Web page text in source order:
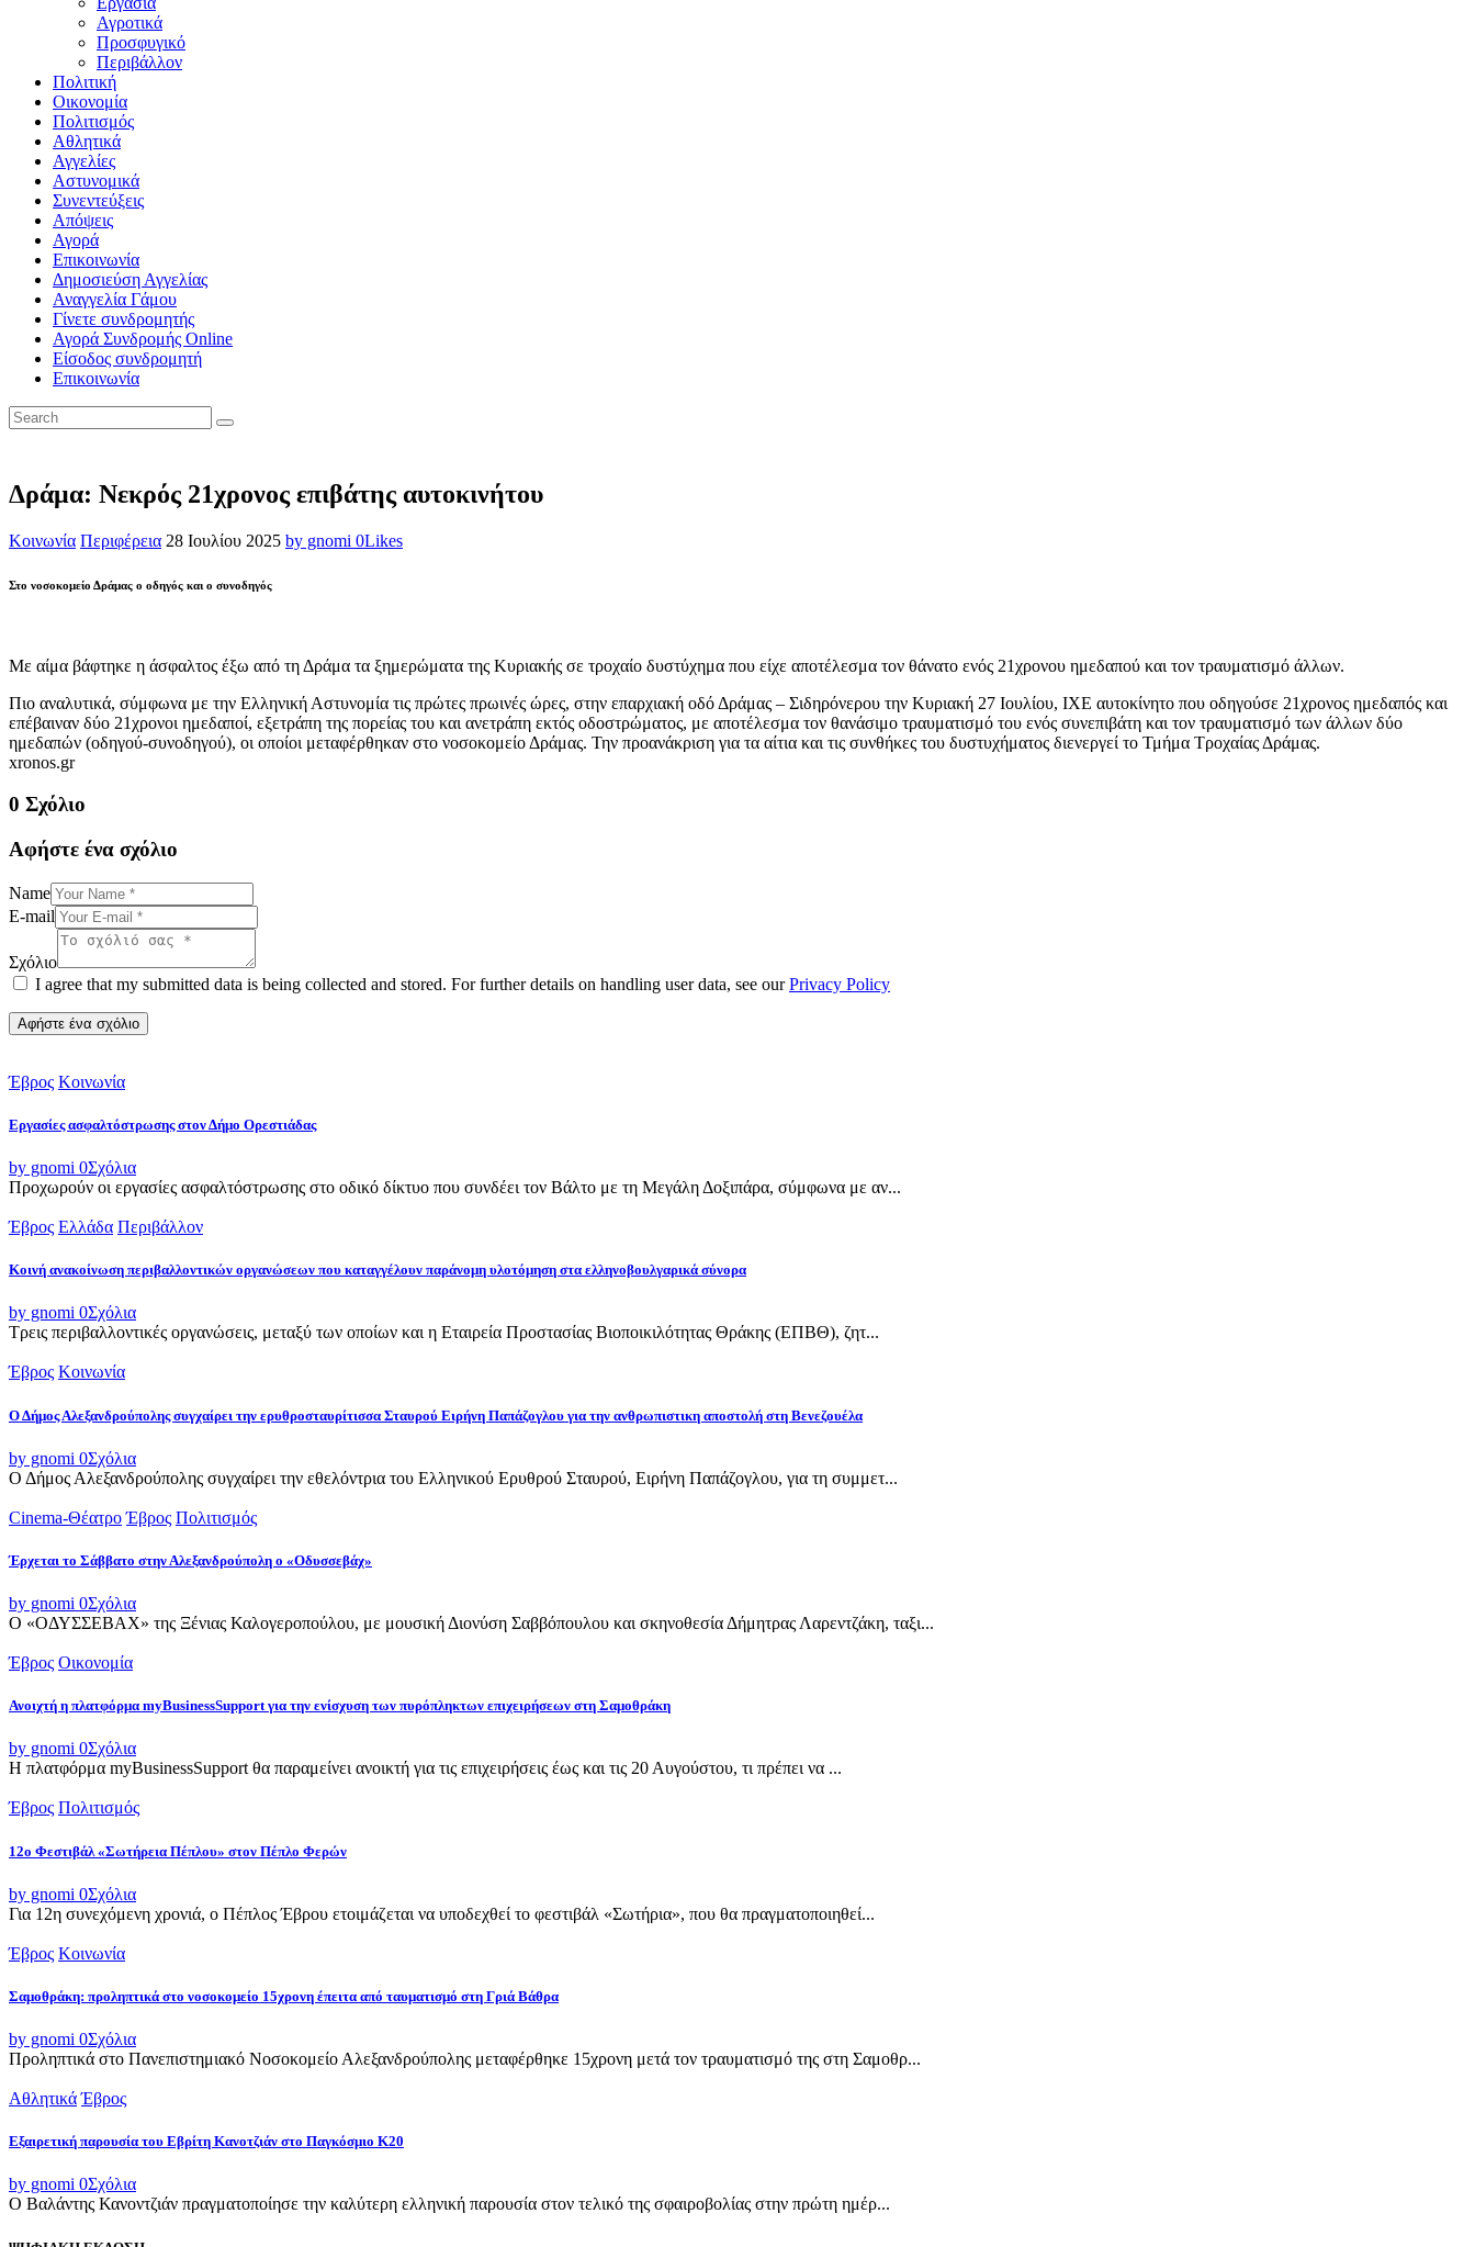
Αγροτικά
Προσφυγικό
Περιβάλλον
Πολιτική
Οικονομία
Πολιτισμός
Αθλητικά
Αγγελίες
Αστυνομικά
Συνεντεύξεις
Απόψεις
Αγορά
Επικοινωνία
Δημοσιεύση Αγγελίας
Αναγγελία Γάμου
Γίνετε συνδρομητής
Αγορά Συνδρομής Online
Είσοδος συνδρομητή
Επικοινωνία
Δράμα: Νεκρός 21χρονος επιβάτης αυτοκινήτου
Κοινωνία Περιφέρεια 28 Ιουλίου 2025 by gnomi 0Likes
Στο νοσοκομείο Δράμας ο οδηγός και ο συνοδηγός
Με αίμα βάφτηκε η άσφαλτος έξω από τη Δράμα τα ξημερώματα της Κυριακής σε τροχαίο δυστύχημα που είχε αποτέλεσμα τον θάνατο ενός 21χρονου ημεδαπού και τον τραυματισμό άλλων.
Πιο αναλυτικά, σύμφωνα με την Ελληνική Αστυνομία τις πρώτες πρωινές ώρες, στην επαρχιακή οδό Δράμας – Σιδηρόνερου την Κυριακή 27 Ιουλίου, ΙΧΕ αυτοκίνητο που οδηγούσε 21χρονος ημεδαπός και
επέβαιναν δύο 21χρονοι ημεδαποί, εξετράπη της πορείας του και ανετράπη εκτός οδοστρώματος, με αποτέλεσμα τον θανάσιμο τραυματισμό του ενός συνεπιβάτη και τον τραυματισμό των άλλων δύο
ημεδαπών (οδηγού-συνοδηγού), οι οποίοι μεταφέρθηκαν στο νοσοκομείο Δράμας. Την προανάκριση για τα αίτια και τις συνθήκες του δυστυχήματος διενεργεί το Τμήμα Τροχαίας Δράμας.
xronos.gr
0 Σχόλιο
Αφήστε ένα σχόλιο
Name
E-mail
Σχόλιο
I agree that my submitted data is being collected and stored. For further details on handling user data, see ourPrivacy Policy
Έβρος Κοινωνία
Εργασίες ασφαλτόστρωσης στον Δήμο Ορεστιάδας
by gnomi 0Σχόλια
Προχωρούν οι εργασίες ασφαλτόστρωσης στο οδικό δίκτυο που συνδέει τον Βάλτο με τη Μεγάλη Δοξιπάρα, σύμφωνα με αν...
Έβρος Ελλάδα Περιβάλλον
Κοινή ανακοίνωση περιβαλλοντικών οργανώσεων που καταγγέλουν παράνομη υλοτόμηση στα ελληνοβουλγαρικά σύνορα
by gnomi 0Σχόλια
Τρεις περιβαλλοντικές οργανώσεις, μεταξύ των οποίων και η Εταιρεία Προστασίας Βιοποικιλότητας Θράκης (ΕΠΒΘ), ζητ...
Έβρος Κοινωνία
Ο Δήμος Αλεξανδρούπολης συγχαίρει την ερυθροσταυρίτισσα Σταυρού Ειρήνη Παπάζογλου για την ανθρωπιστικη αποστολή στη Βενεζουέλα
by gnomi 0Σχόλια
Ο Δήμος Αλεξανδρούπολης συγχαίρει την εθελόντρια του Ελληνικού Ερυθρού Σταυρού, Ειρήνη Παπάζογλου, για τη συμμετ...
Cinema-Θέατρο Έβρος Πολιτισμός
Έρχεται το Σάββατο στην Αλεξανδρούπολη ο «Οδυσσεβάχ»
by gnomi 0Σχόλια
Ο «ΟΔΥΣΣΕΒΑΧ» της Ξένιας Καλογεροπούλου, με μουσική Διονύση Σαββόπουλου και σκηνοθεσία Δήμητρας Λαρεντζάκη, ταξι...
Έβρος Οικονομία
Ανοιχτή η πλατφόρμα myBusinessSupport για την ενίσχυση των πυρόπληκτων επιχειρήσεων στη Σαμοθράκη
by gnomi 0Σχόλια
Η πλατφόρμα myBusinessSupport θα παραμείνει ανοικτή για τις επιχειρήσεις έως και τις 20 Αυγούστου, τι πρέπει να ...
Έβρος Πολιτισμός
12ο Φεστιβάλ «Σωτήρεια Πέπλου» στον Πέπλο Φερών
by gnomi 0Σχόλια
Για 12η συνεχόμενη χρονιά, ο Πέπλος Έβρου ετοιμάζεται να υποδεχθεί το φεστιβάλ «Σωτήρια», που θα πραγματοποιηθεί...
Έβρος Κοινωνία
Σαμοθράκη: προληπτικά στο νοσοκομείο 15χρονη έπειτα από ταυματισμό στη Γριά Βάθρα
by gnomi 0Σχόλια
Προληπτικά στο Πανεπιστημιακό Νοσοκομείο Αλεξανδρούπολης μεταφέρθηκε 15χρονη μετά τον τραυματισμό της στη Σαμοθρ...
Αθλητικά Έβρος
Εξαιρετική παρουσία του Εβρίτη Κανοτζιάν στο Παγκόσμιο Κ20
by gnomi 0Σχόλια
Ο Βαλάντης Κανοντζιάν πραγματοποίησε την καλύτερη ελληνική παρουσία στον τελικό της σφαιροβολίας στην πρώτη ημέρ...